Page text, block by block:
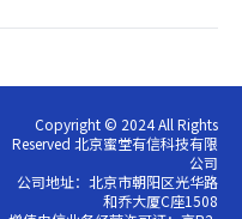
Copyright © 2024 All Rights
Reserved 北京蜜堂有信科技有限
公司
公司地址：北京市朝阳区光华路
和乔大厦C座1508